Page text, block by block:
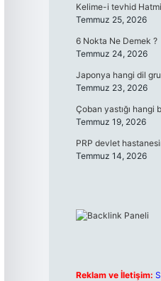
Kelime-i tevhid
Temmuz 25, 2026
6 Nokta Ne Demek ?
Temmuz 24, 2026
Japonya hangi dil
Temmuz 23, 2026
Çoban yastığı hangi
Temmuz 19, 2026
PRP devlet
Temmuz 14, 2026
Reklam ve İletişim: